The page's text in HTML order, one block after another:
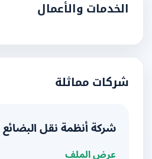
الخدمات والأعمال
شركات مماثلة
شركة أنظمة نقل البضائع
عرض الملف